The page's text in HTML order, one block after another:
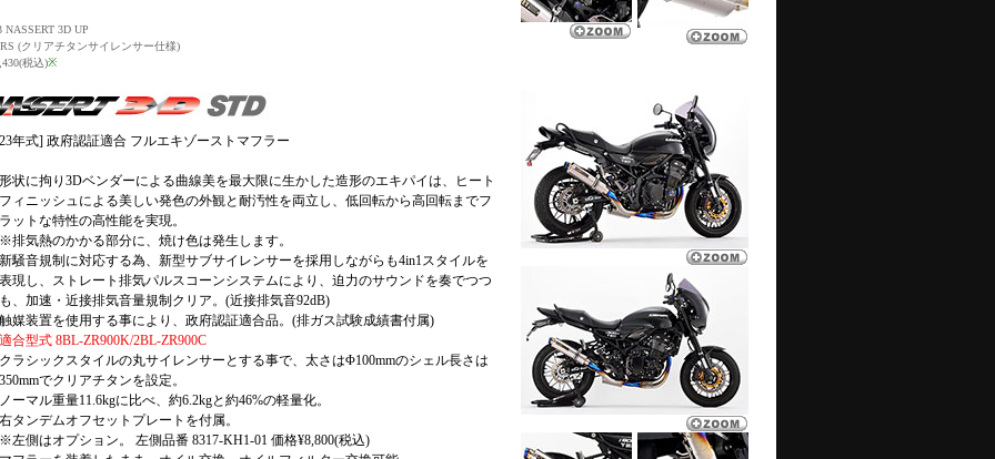
NASSERT 3D UP
(クリアチタンサイレンサー仕様)
税込)※
年式] 政府認証適合 フルエキゾーストマフラー
形状に拘り3Dベンダーによる曲線美を最大限に生かした造形のエキパイは、ヒート
フィニッシュによる美しい発色の外観と耐汚性を両立し、低回転から高回転までフ
ラットな特性の高性能を実現。
※排気熱のかかる部分に、焼け色は発生します。
新騒音規制に対応する為、新型サブサイレンサーを採用しながらも4in1スタイルを
表現し、ストレート排気パルスコーンシステムにより、迫力のサウンドを奏でつつ
も、加速・近接排気音量規制クリア。(近接排気音92dB)
触媒装置を使用する事により、政府認証適合品。(排ガス試験成績書付属)
適合型式 8BL-ZR900K/2BL-ZR900C
クラシックスタイルの丸サイレンサーとする事で、太さはΦ100mmのシェル長さは
350mmでクリアチタンを設定。
ノーマル重量11.6kgに比べ、約6.2kgと約46%の軽量化。
右タンデムオフセットプレートを付属。
※左側はオプション。 左側品番 8317-KH1-01 価格¥8,800(税込)